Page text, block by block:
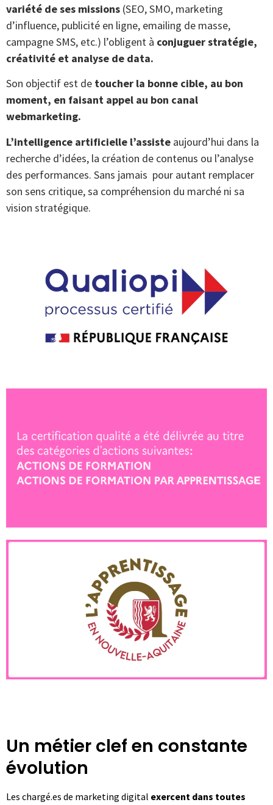
variété de ses missions (SEO, SMO, marketing
d’influence, publicité en ligne, emailing de masse,
campagne SMS, etc.) l’obligent à conjuguer stratégie,
créativité et analyse de data.
Son objectif est de toucher la bonne cible, au bon
moment, en faisant appel au bon canal
webmarketing.
L’intelligence artificielle l’assiste aujourd’hui dans la
recherche d’idées, la création de contenus ou l’analyse
des performances. Sans jamais pour autant remplacer
son sens critique, sa compréhension du marché ni sa
vision stratégique.
Un métier clef en constante
évolution
Les chargé.es de marketing digital exercent dans toutes